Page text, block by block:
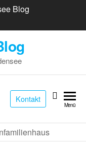
Blog
Kontakt
Menü